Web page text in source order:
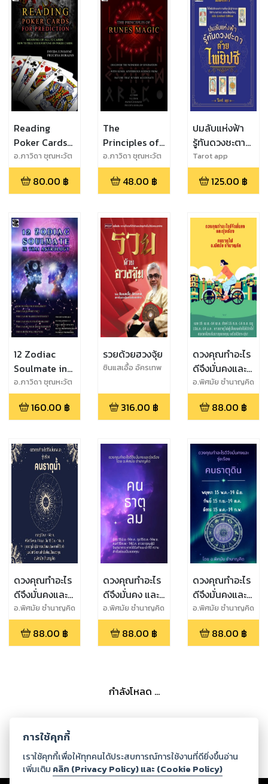
Reading
Poker Cards
for
Prediction
อ.ภาวิดา ชุณหะวัต
80.00 ฿
The
Principles of
Runes Magic
อ.ภาวิดา ชุณหะวัต
48.00 ฿
ปมลับแห่งฟ้า
รู้ทันดวงชะตา
ด้วยไพ่ยิปซี
(พิมพ์ครั้งที่ 3)
Tarot app
125.00 ฿
12 Zodiac
Soulmate in
Thai
Astrology
อ.ภาวิดา ชุณหะวัต
160.00 ฿
รวยด้วยฮวงจุ้ย
ซินแสเอื้อ อัครเทพ
316.00 ฿
ดวงคุณทำอะไร
ดีจึงมั่นคงและ
รุ่งเรือง คนธาตุ
ไฟ
อ.พิศมัย ชำนาญคิด
88.00 ฿
ดวงคุณทำอะไร
ดีจึงมั่นคงและ
รุ่งเรือง คนธาตุ
น้ำ
อ.พิศมัย ชำนาญคิด
88.00 ฿
ดวงคุณทำอะไร
ดีจึงมั่นคง และ
รุ่งเรือง คนธาตุ
ลม
อ.พิศมัย ชำนาญคิด
88.00 ฿
ดวงคุณทำอะไร
ดีจึงมั่นคงและ
รุ่งเรือง คนธาตุ
ดิน
อ.พิศมัย ชำนาญคิด
88.00 ฿
กำลังโหลด ...
การใช้คุกกี้
เราใช้คุกกี้เพื่อให้ทุกคนได้ประสบการณ์การใช้งานที่ดียิ่งขึ้นอ่าน
เพิ่มเติม คลิก (Privacy Policy) และ (Cookie Policy)